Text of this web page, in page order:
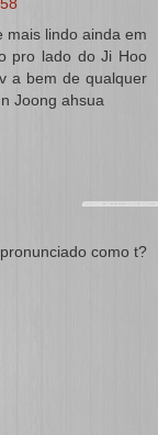
mais lindo ainda em
pro lado do Ji Hoo
a bem de qualquer
Joong ahsua
como t?